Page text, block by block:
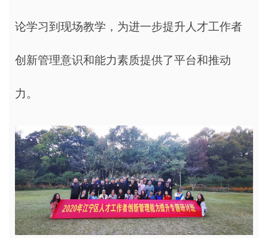
论学习到现场教学，为进一步提升人才工作者
创新管理意识和能力素质提供了平台和推动
力。